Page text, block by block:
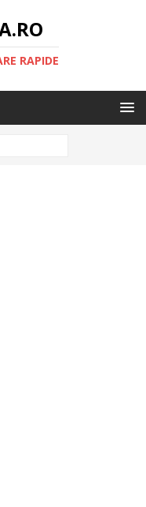
RAPIDE